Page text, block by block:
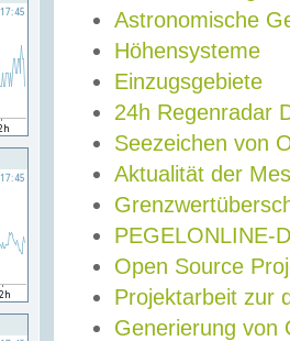
Astronomische
Höhensysteme
Einzugsgebiete
24h Regenradar
Seezeichen von
Aktualität der
PEGELONLINE-
Open Source
Projektarbeit zur
Generierung von